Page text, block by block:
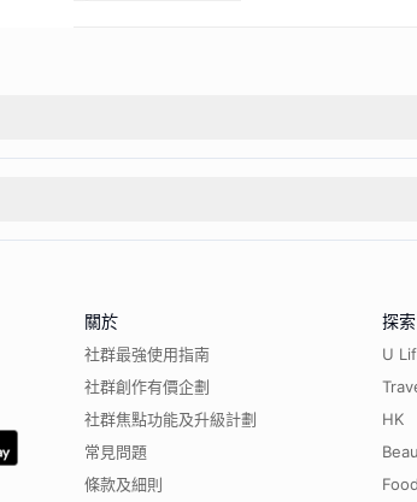
關於
社群最強使用指南
社群創作有價企劃
社群焦點功能及升級計劃
常見問題
條款及細則
探索
U
HK
Food